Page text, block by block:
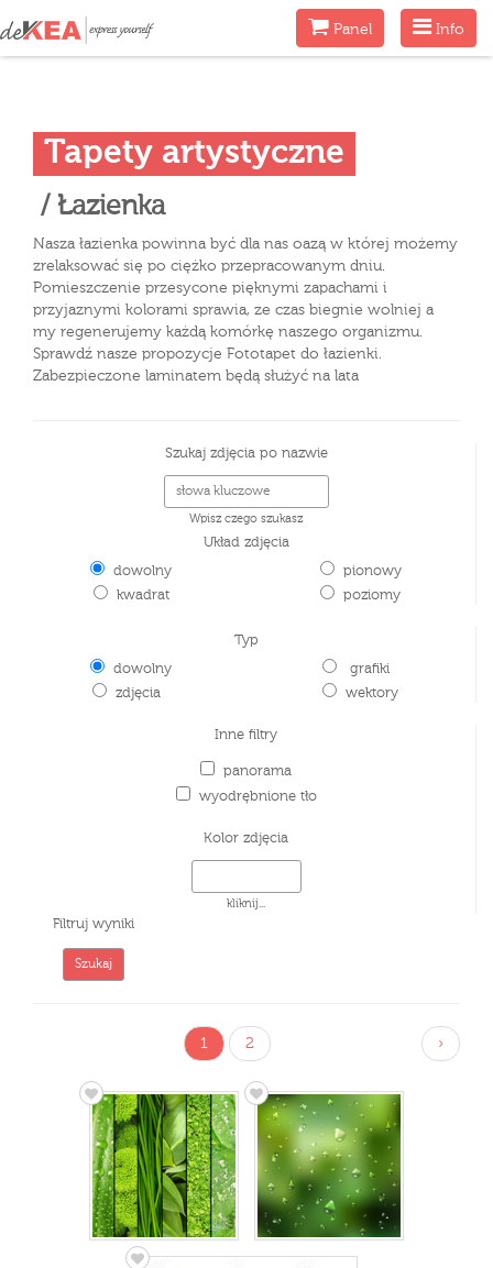
Menu
Info
MenuPanel
Tapety artystyczne
/ Łazienka
Nasza łazienka powinna być dla nas oazą w której możemy
zrelaksować się po ciężko przepracowanym dniu.
Pomieszczenie przesycone pięknymi zapachami i
przyjaznymi kolorami sprawia, ze czas biegnie wolniej a
my regenerujemy każdą komórkę naszego organizmu.
Sprawdź nasze propozycje Fototapet do łazienki.
Zabezpieczone laminatem będą służyć na lata
Szukaj zdjęcia po nazwie
Wpisz czego szukasz
Układ zdjęcia
dowolny
kwadrat
pionowy
poziomy
Typ
dowolny
zdjęcia
grafiki
wektory
Inne filtry
panorama
wyodrębnione tło
Kolor zdjęcia
kliknij...
Filtruj wyniki
1 2 ›